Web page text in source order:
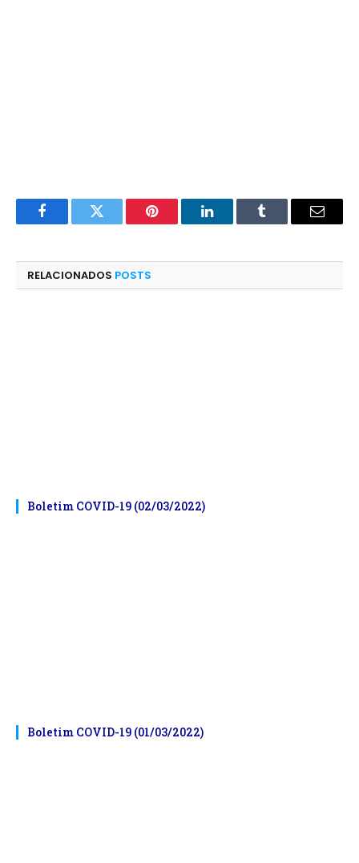
FacebookTwitter Pinterest LinkedInTumblr
E-
RELACIONADOS POSTS
Boletim COVID-19 (02/03/2022)
Boletim COVID-19 (01/03/2022)